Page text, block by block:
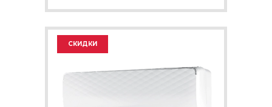
СКИДКИ